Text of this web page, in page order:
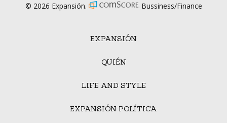
EXPANSIÓN
QUIÉN
LIFE AND STYLE
EXPANSIÓN POLÍTICA
© 2026 Expansión. Bussiness/Finance